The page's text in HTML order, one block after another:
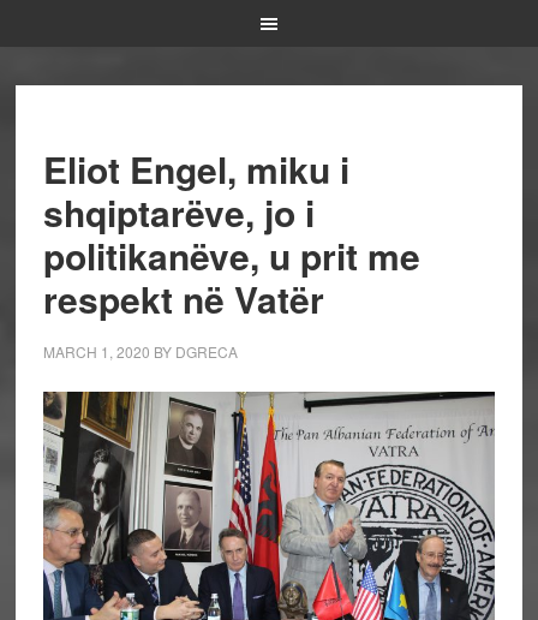
Eliot Engel, miku i
shqiptarëve, jo i
politikanëve, u prit me
respekt në Vatër
MARCH 1, 2020 BY DGRECA